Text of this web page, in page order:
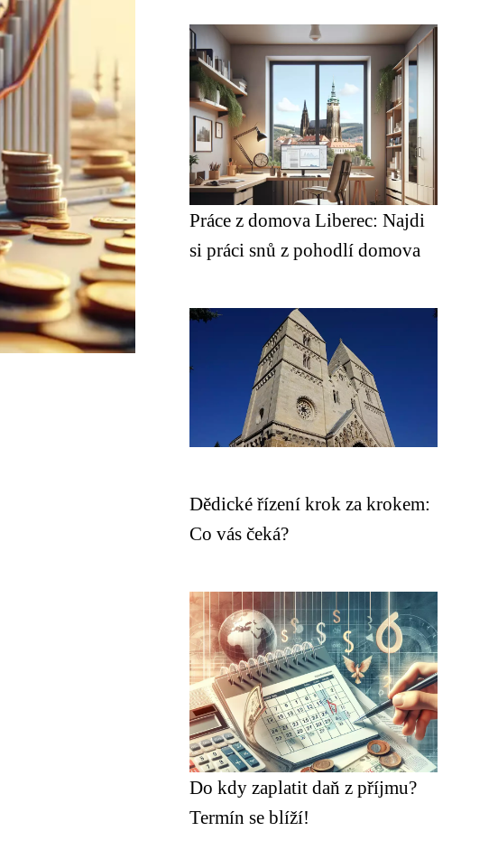
Práce z domova Liberec: Najdi
si práci snů z pohodlí domova
Dědické řízení krok za krokem:
Co vás čeká?
Do kdy zaplatit daň z příjmu?
Termín se blíží!